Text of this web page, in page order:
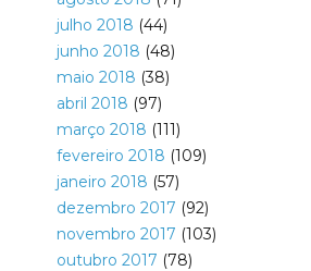
julho 2018 (44)
junho 2018 (48)
maio 2018 (38)
abril 2018 (97)
março 2018 (111)
fevereiro 2018 (109)
janeiro 2018 (57)
dezembro 2017 (92)
novembro 2017 (103)
outubro 2017 (78)